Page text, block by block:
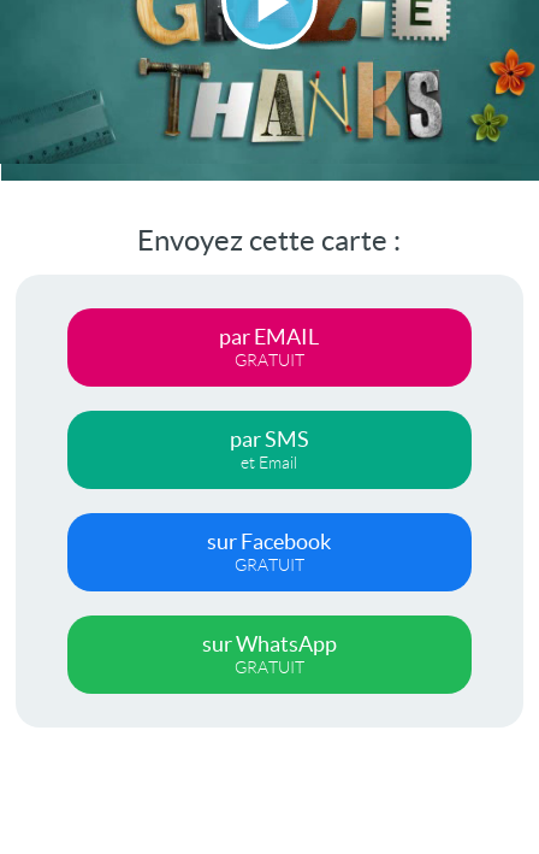
Lire
la
vidéo
Envoyez cette carte :
par EMAIL
GRATUIT
par SMS
et Email
sur Facebook
GRATUIT
sur WhatsApp
GRATUIT